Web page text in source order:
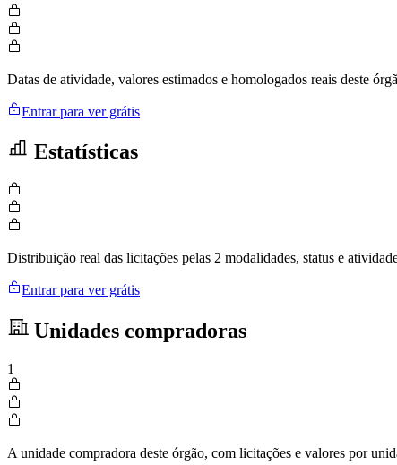
Datas de atividade, valores estimados e homologados reais deste
Entrar para ver grátis
Estatísticas
Distribuição real das licitações pelas 2 modalidades, status e
Entrar para ver grátis
Unidades compradoras
1
A unidade compradora deste órgão, com licitações e valores por